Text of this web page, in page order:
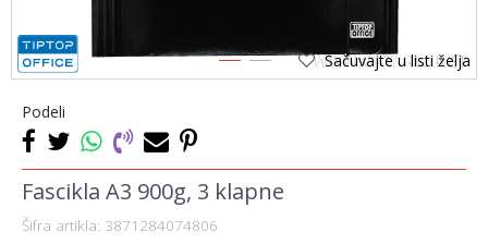
1 2 Sačuvajte u listi želja
Podeli
Fascikla A3 900g, 3 klapne
Šifra artikla: 3871284074806